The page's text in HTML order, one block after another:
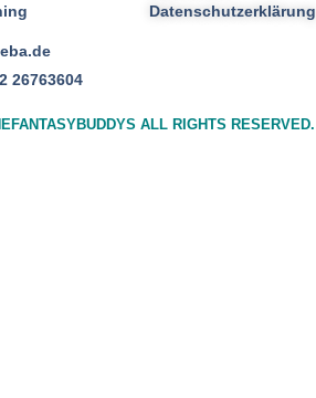
26763604
Datenschutzerklärung
ALL RIGHTS RESERVED.